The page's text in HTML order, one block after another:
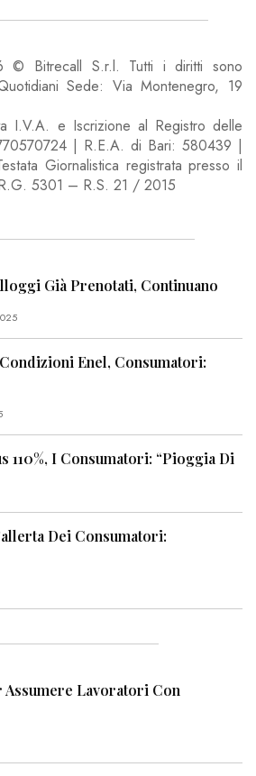
© Bitrecall S.r.l. Tutti i diritti sono
Sede: Via Montenegro, 19
I.V.A. e Iscrizione al Registro delle
| R.E.A. di Bari: 580439 |
Giornalistica registrata presso il
5301 – R.S. 21 / 2015
Già Prenotati, Continuano
Enel, Consumatori:
110%, I Consumatori: “Pioggia Di
Dei Consumatori:
Assumere Lavoratori Con